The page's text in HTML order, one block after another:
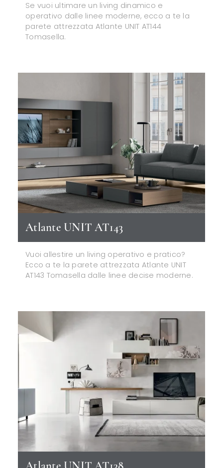
Se vuoi ultimare un living dinamico e
operativo dalle linee moderne, ecco a te la
parete attrezzata Atlante UNIT AT144
Tomasella.
Atlante UNIT AT143
Vuoi allestire un living operativo e pratico?
Ecco a te la parete attrezzata Atlante UNIT
AT143 Tomasella dalle linee decise moderne.